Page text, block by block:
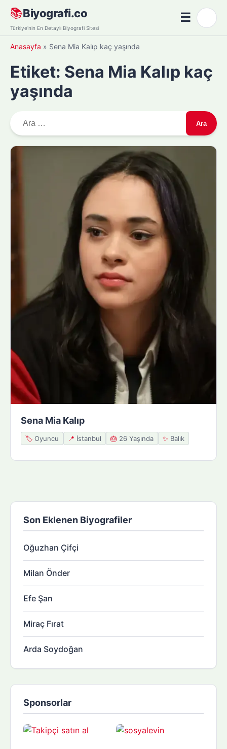
Skip
content
📚Biyografi.co
Türkiye'nin En Detaylı Biyografi Sitesi
☰Menü
Anasayfa » Sena Mia Kalıp kaç yaşında
Etiket: Sena Mia Kalıp kaç
yaşında
r
Sena Mia Kalıp
🏷️ Oyuncu 📍 İstanbul 🎂 26 Yaşında ✨ Balık
Son Eklenen Biyografiler
Oğuzhan Çifçi
Milan Önder
Efe Şan
Miraç Fırat
Arda Soydoğan
Sponsorlar